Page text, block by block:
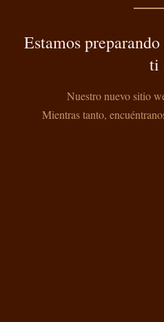
Estamos
ti
Nuestro nuevo sitio
Mientras tanto,